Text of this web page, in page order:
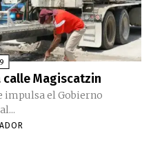
calle Magiscatzin
impulsa el Gobierno